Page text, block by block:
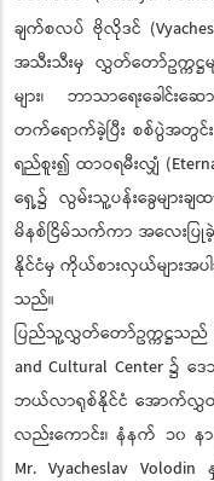
ချက်စလပ် ဗိုလိုဒင်
အသီးသီးမှ လွှတ်တော်ဥက္ကဋ္
များ၊ ဘာသာရေးခေါင်းဆ
တက်ရောက်ခဲ့ပြီး စစ်ပွဲအတွင်း
ရည်စူး၍ ထာဝရမီးလျှံ
ရှေ့၌ လွမ်းသူ့ပန်းခွေများ
မိနစ်ငြိမ်သက်ကာ အလေးပြုခဲ့
နိုင်ငံမှ ကိုယ်စားလှယ်များအ
သည်။
ပြည်သူ့လွှတ်တော်ဥက္ကဋ္ဌသည် ဖို
and Cultural Center ၌
ဘယ်လာရုစ်နိုင်ငံ အောက်လွှတ်တော်
လည်းကောင်း၊ နံနက် ၁၀ နာ
Mr. Vyacheslav